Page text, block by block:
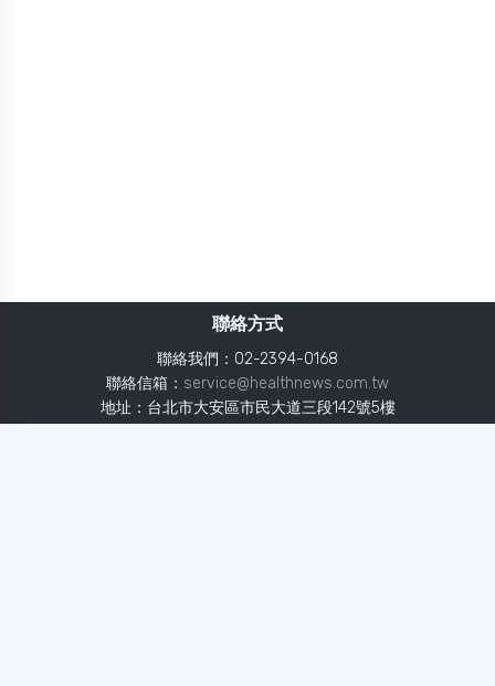
聯絡方式
聯絡我們：02-2394-0168
聯絡信箱： service@healthnews.com.tw
地址：台北市大安區市民大道三段142號5樓